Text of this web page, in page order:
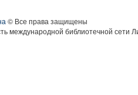
© Все права защищены
международной библиотечной сети